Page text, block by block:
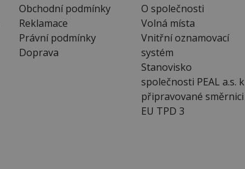
Obchodní podmínky
Reklamace
Právní podmínky
Doprava
O společnosti
Volná místa
Vnitřní oznamovací
systém
Stanovisko
společnosti PEAL a.s. k
připravované směrnici
EU TPD 3